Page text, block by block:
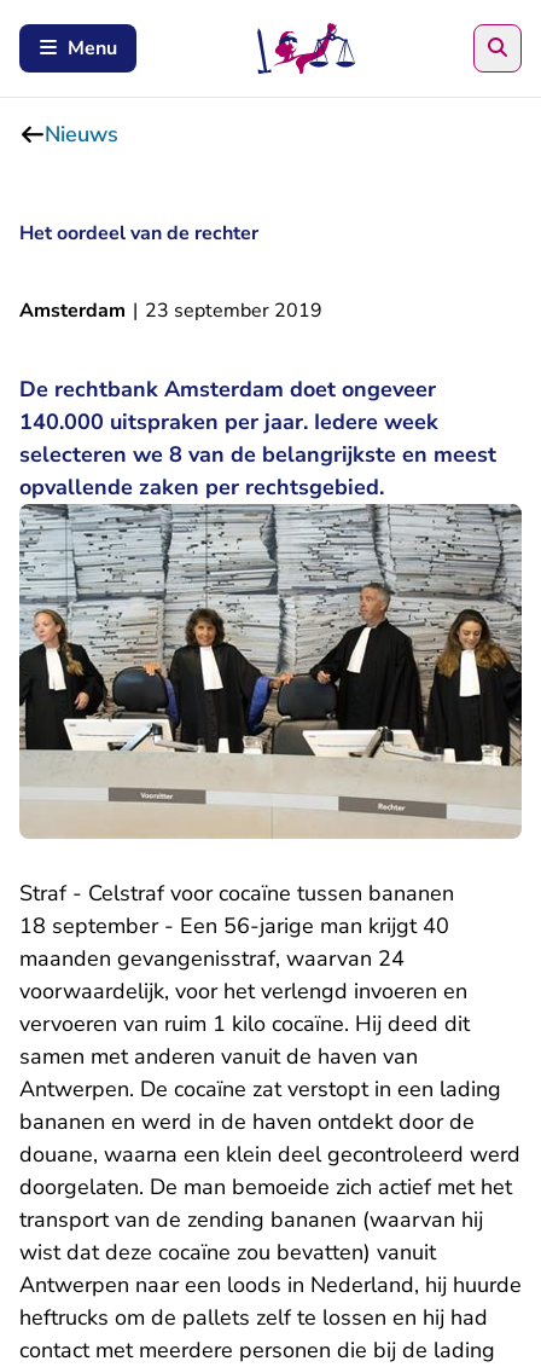
Menu
Nieuws
Het oordeel van de rechter
Amsterdam | 23 september 2019
De rechtbank Amsterdam doet ongeveer
140.000 uitspraken per jaar. Iedere week
selecteren we 8 van de belangrijkste en meest
opvallende zaken per rechtsgebied.
Straf - Celstraf voor cocaïne tussen bananen
18 september - Een 56-jarige man krijgt 40
maanden gevangenisstraf, waarvan 24
voorwaardelijk, voor het verlengd invoeren en
vervoeren van ruim 1 kilo cocaïne. Hij deed dit
samen met anderen vanuit de haven van
Antwerpen. De cocaïne zat verstopt in een lading
bananen en werd in de haven ontdekt door de
douane, waarna een klein deel gecontroleerd werd
doorgelaten. De man bemoeide zich actief met het
transport van de zending bananen (waarvan hij
wist dat deze cocaïne zou bevatten) vanuit
Antwerpen naar een loods in Nederland, hij huurde
heftrucks om de pallets zelf te lossen en hij had
contact met meerdere personen die bij de lading